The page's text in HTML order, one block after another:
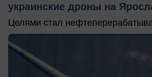
украинские дроны на
Целями стал